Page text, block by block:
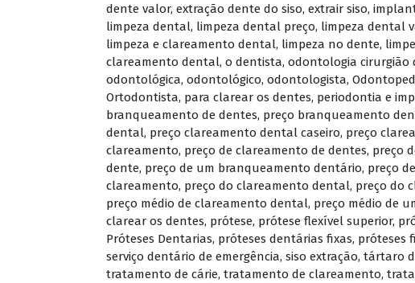
dente valor, extração dente do siso, extrair siso,
limpeza dental, limpeza dental preço, limpeza dental
limpeza e clareamento dental, limpeza no dente,
clareamento dental, o dentista, odontologia cirurgião
odontológica, odontológico, odontologista,
Ortodontista, para clarear os dentes, periodontia e
branqueamento de dentes, preço branqueamento
dental, preço clareamento dental caseiro, preço
clareamento, preço de clareamento de dentes, preço
dente, preço de um branqueamento dentário, preço
clareamento, preço do clareamento dental, preço do
preço médio de clareamento dental, preço médio de
clarear os dentes, prótese, prótese flexível superior,
Próteses Dentarias, próteses dentárias fixas, próteses
serviço dentário de emergência, siso extração, tártaro
tratamento de cárie, tratamento de clareamento,